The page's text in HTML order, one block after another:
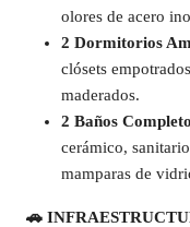
olores de acero
2 Dormitorios
clósets
maderados.
2 Baños
cerámico,
mamparas de
🚗